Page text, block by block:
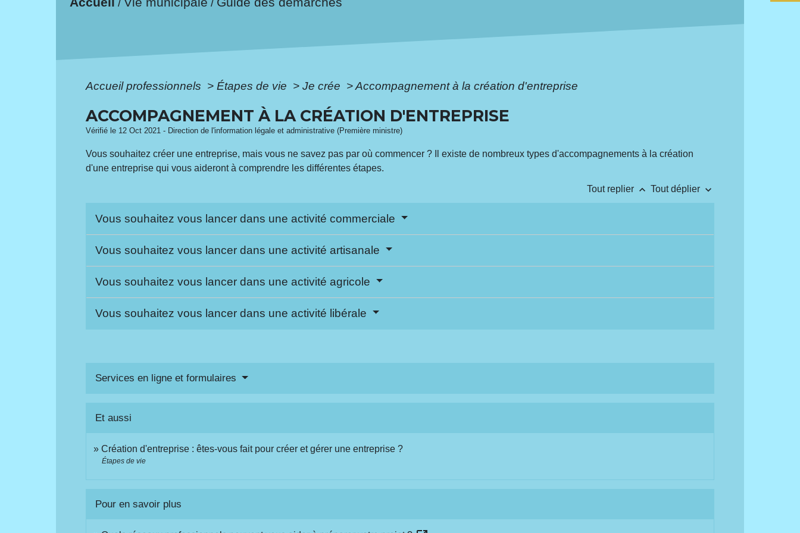
/ /
Accueil professionnels > Étapes de vie > Je crée >Accompagnement à la création d'entreprise
ACCOMPAGNEMENT À LA CRÉATION D'ENTREPRISE
Vérifié le 12 Oct 2021 - Direction de l'information légale et administrative (Première ministre)
Vous souhaitez créer une entreprise, mais vous ne savez pas par où commencer ? Il existe de nombreux types d'accompagnements à la création
d'une entreprise qui vous aideront à comprendre les différentes étapes.
Tout replier keyboard_arrow_up Tout déplier keyboard_arrow_down
Vous souhaitez vous lancer dans une activité commerciale
Vous souhaitez vous lancer dans une activité artisanale
Vous souhaitez vous lancer dans une activité agricole
Vous souhaitez vous lancer dans une activité libérale
Services en ligne et formulaires
Et aussi
Création d'entreprise : êtes-vous fait pour créer et gérer une entreprise ?
Étapes de vie
Pour en savoir plus